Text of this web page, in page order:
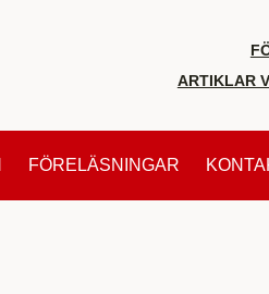
ARTIKLAR
FÖRELÄSNINGAR